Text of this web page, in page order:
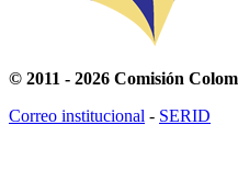
© 2011 - 2026 Comisión
Correo institucional - SERID